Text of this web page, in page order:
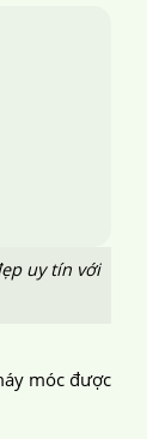
uy tín với
móc được